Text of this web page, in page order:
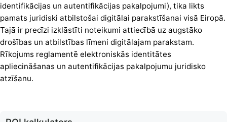
identifikācijas un autentifikācijas pakalpojumi), tika likts
pamats juridiski atbilstošai digitālai parakstīšanai visā Eiropā.
Tajā ir precīzi izklāstīti noteikumi attiecībā uz augstāko
drošības un atbilstības līmeni digitālajam parakstam.
Rīkojums reglamentē elektroniskās identitātes
apliecināšanas un autentifikācijas pakalpojumu juridisko
atzīšanu.